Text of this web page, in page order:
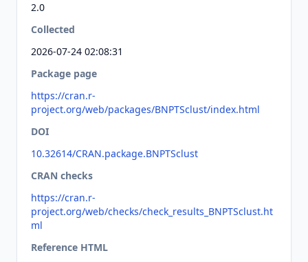
2.0
Collected
2026-07-24 02:08:31
Package page
https://cran.r-
project.org/web/packages/BNPTSclust/index.html
DOI
10.32614/CRAN.package.BNPTSclust
CRAN checks
https://cran.r-
project.org/web/checks/check_results_BNPTSclust.ht
ml
Reference HTML